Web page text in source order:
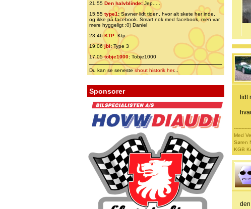
21:55 Den halvblinde:Jep.....
15:55 type1:Savner lidt tiden, hvor alt skete her inde,
og ikke på facebook. Smart nok med facebook, men var
mere hyggeligt ;0) Daniel
23:46 KTP:Ktp
19:06jbl:Type 3
17:05tobje1000: Tobje1000
Du kan se senesteshout historik her...
Sponsorer
lidt
Med
Søren
KGB